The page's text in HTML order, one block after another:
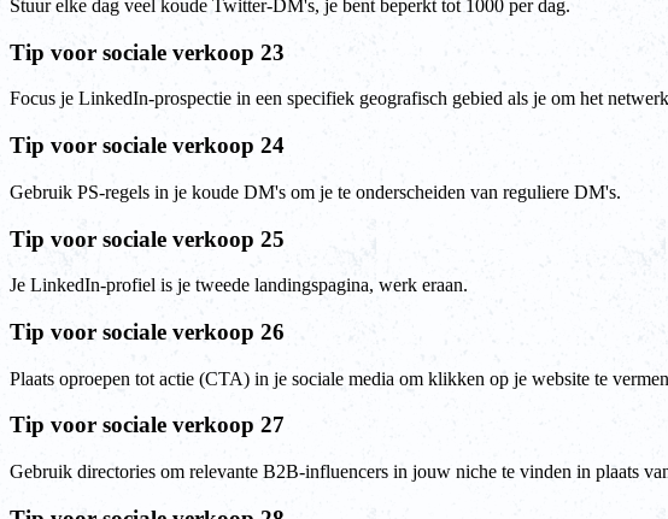
Stuur elke dag veel koude Twitter-DM's, je bent beperkt tot 1000 per dag.
Tip voor sociale verkoop 23
Focus je LinkedIn-prospectie in een specifiek geografisch gebied als je om het
Tip voor sociale verkoop 24
Gebruik PS-regels in je koude DM's om je te onderscheiden van reguliere DM's.
Tip voor sociale verkoop 25
Je LinkedIn-profiel is je tweede landingspagina, werk eraan.
Tip voor sociale verkoop 26
Plaats oproepen tot actie (CTA) in je sociale media om klikken op je website te
Tip voor sociale verkoop 27
Gebruik directories om relevante B2B-influencers in jouw niche te vinden in plaats